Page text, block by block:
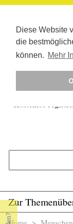
Diese Website
die
können. Mehr
Kostenlos
Zur